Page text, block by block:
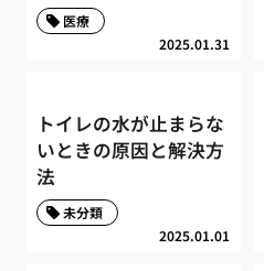
2025.01.31
医療
トイレの水が止まらな
いときの原因と解決方
法
2025.01.01
未分類